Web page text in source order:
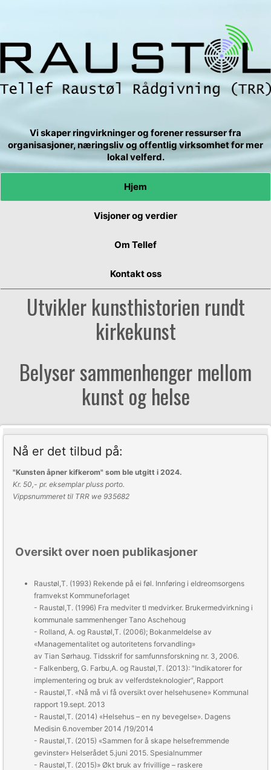
Vi skaper ringvirkninger og forener ressurser fra
organisasjoner, næringsliv og offentlig virksomhet for mer
lokal velferd.
Hjem
Visjoner og verdier
Om Tellef
Kontakt oss
Utvikler kunsthistorien rundt
kirkekunst
Belyser sammenhenger mellom
kunst og helse
Nå er det tilbud på:
"Kunsten åpner kifkerom" som ble utgitt i 2024.
Kr. 50,- pr. eksemplar pluss porto.
Vippsnummeret til TRR we 935682
Oversikt over noen publikasjoner
Raustøl,T. (1993) Rekende på ei føl. Innføring i eldreomsorgens
framvekst Kommuneforlaget
- Raustøl,T. (1996) Fra medviter tl medvirker. Brukermedvirkning i
kommunale sammenhenger Tano Aschehoug
- Rolland, A. og Raustøl,T. (2006); Bokanmeldelse av
«Managementalitet og autoritetens forvandling»
av Tian Sørhaug. Tidsskrif for samfunnsforskning nr. 3, 2006.
- Falkenberg, G. Farbu,A. og Raustøl,T. (2013): "Indikatorer for
implementering og bruk av velferdsteknologier", Rapport
- Raustøl,T. «Nå må vi få oversikt over helsehusene» Kommunal
rapport 19.sept. 2013
- Raustøl,T. (2014) «Helsehus – en ny bevegelse». Dagens
Medisin 6.november 2014 /19/2014
- Raustøl,T. (2015) «Sammen for å skape helsefremmende
gevinster» Helserådet 5.juni 2015. Spesialnummer
- Raustøl,T. (2015)» Økt bruk av frivillige – raskere